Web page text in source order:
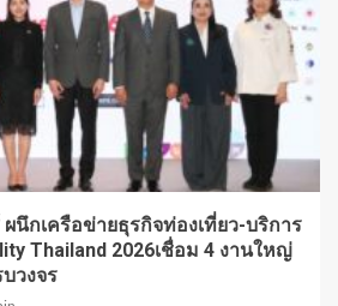
นึกเครือข่ายธุรกิจท่องเที่ยว-บริการ
Thailand 2026เชื่อม 4 งานใหญ่
วงจร